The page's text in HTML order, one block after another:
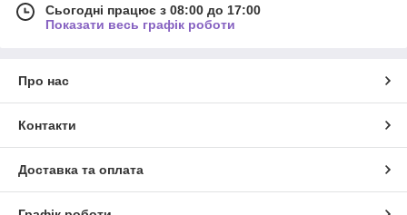
Сьогодні працює з 08:00 до 17:00
Показати весь графік роботи
Про нас
Контакти
Доставка та оплата